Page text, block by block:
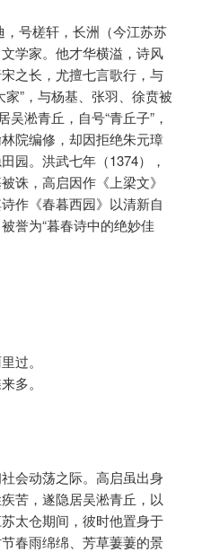
号槎轩，长洲（今江苏苏
学家。他才华横溢，诗风
之长，尤擅七言歌行，与
”，与杨基、张羽、徐贲被
吴淞青丘，自号“青丘子”，
院编修，却因拒绝朱元璋
园。洪武七年（1374），
诛，高启因作《上梁文》
作《春暮西园》以清新自
誉为“暮春诗中的绝妙佳
过。
多。
会动荡之际。高启虽出身
苦，遂隐居吴淞青丘，以
太仓期间，彼时他置身于
春雨绵绵、芳草萋萋的景